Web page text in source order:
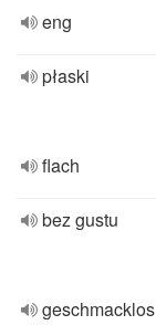
eng
płaski
flach
bez gustu
geschmacklos